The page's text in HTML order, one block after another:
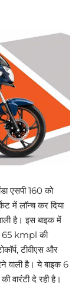
एसपी 160 को
में लॉन्च कर दिया
है। इस बाइक में
65 kmpl की
टीवीएस और
वाली है। ये बाइक 6
वारंटी दे रही है।